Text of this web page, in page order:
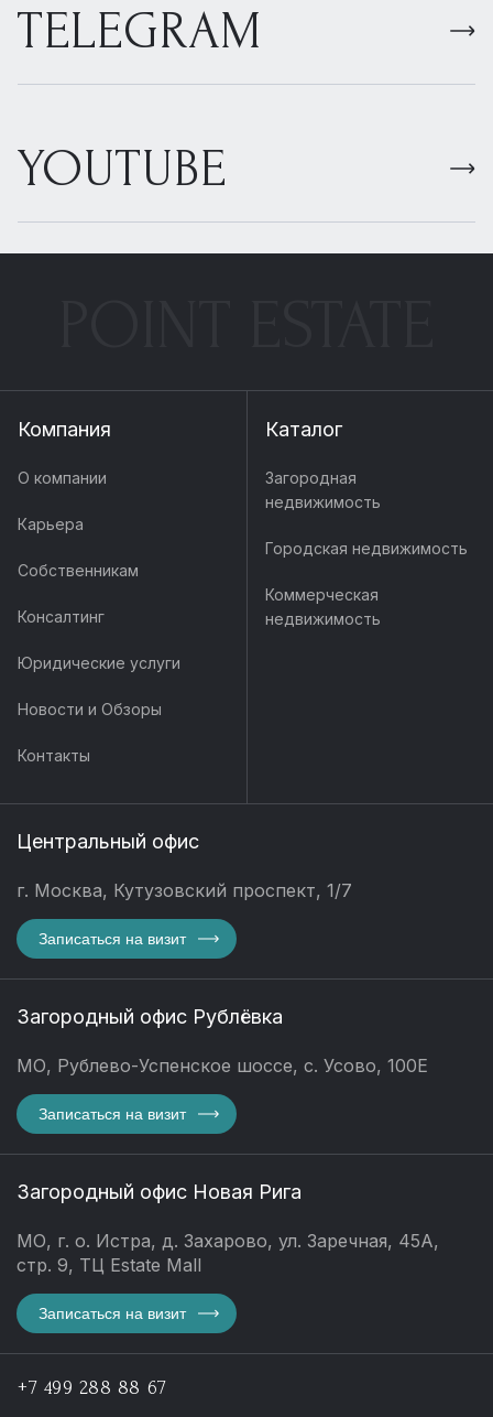
TELEGRAM
YOUTUBE
Компания
О компании
Карьера
Собственникам
Консалтинг
Юридические услуги
Новости и Обзоры
Контакты
Каталог
Загородная
недвижимость
Городская недвижимость
Коммерческая
недвижимость
Центральный офис
г. Москва, Кутузовский проспект, 1/7
Записаться на визит
Загородный офис Рублёвка
МО, Рублево-Успенское шоссе, с. Усово, 100Е
Записаться на визит
Загородный офис Новая Рига
МО, г. о. Истра, д. Захарово, ул. Заречная, 45А,
стр. 9, ТЦ Estate Mall
Записаться на визит
+7 499 288 88 67